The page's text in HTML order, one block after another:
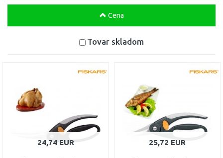
Cena
Tovar skladom
24,74 EUR 25,72 EUR